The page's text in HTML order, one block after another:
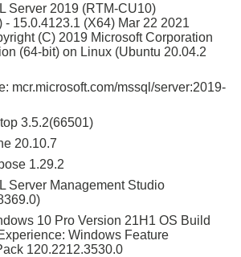
Server 2019 (RTM-CU10)
- 15.0.4123.1 (X64) Mar 22 2021
(C) 2019 Microsoft Corporation
(64-bit) on Linux (Ubuntu 20.04.2
mcr.microsoft.com/mssql/server:2019-
3.5.2(66501)
20.10.7
1.29.2
Server Management Studio
10 Pro Version 21H1 OS Build
Windows Feature
120.2212.3530.0